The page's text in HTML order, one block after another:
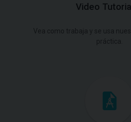
Video
Vea como trabaja y se usa
práctica.